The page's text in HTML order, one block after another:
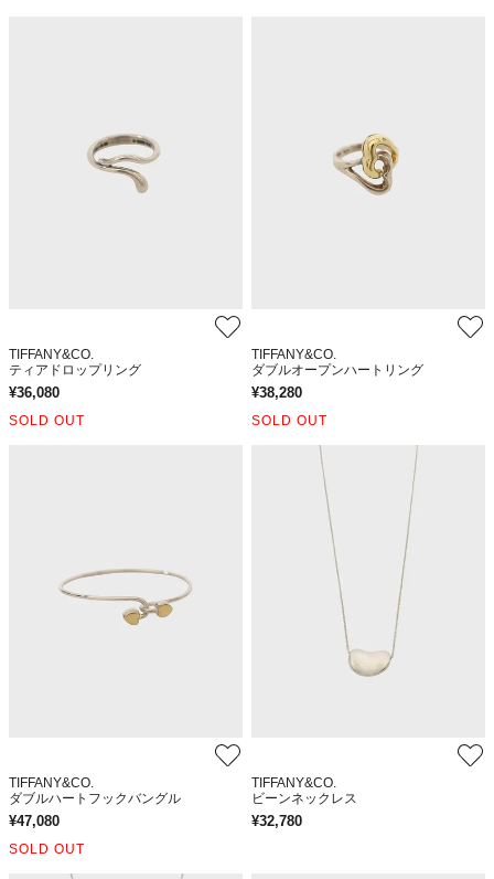
TIFFANY&CO.
ティアドロップリング
¥36,080
SOLD OUT
TIFFANY&CO.
ダブルオープンハートリング
¥38,280
SOLD OUT
TIFFANY&CO.
ダブルハートフックバングル
¥47,080
SOLD OUT
TIFFANY&CO.
ビーンネックレス
¥32,780